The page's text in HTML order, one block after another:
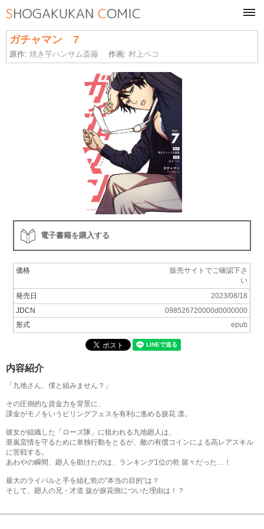
ガチャマン 7
原作:焼き芋ハンサム斎藤 作画:村上ペコ
電子書籍を購入する
価格
販売サイトでご確認下さ
い
発売日
2023/08/18
JDCN
098526720000d0000000
形式
epub
内容紹介
「九地さん、僕と組みません？」
その圧倒的な資金力を背景に、
課金がモノをいうビリングフェスを有利に進める捩花 凛。
彼女が組織した「ローズ隊」に狙われる九地廻人は、
亜嵐蛮情を守るために単独行動をとるが、敵の有償コインによる高レアスキル
に苦戦する。
あわやの瞬間、廻人を助けたのは、ランキング1位の乾 留々だった…！
最大のライバルと手を組む乾の”本当の目的”は？
そして、廻人の兄・才道 旋が捩花側についた理由は！？